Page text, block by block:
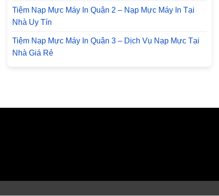
Tiệm Nạp Mực Máy In Quận 2 – Nạp Mực Máy In Tại
Nhà Uy Tín
Tiệm Nạp Mực Máy In Quận 3 – Dịch Vụ Nạp Mực Tại
Nhà Giá Rẻ